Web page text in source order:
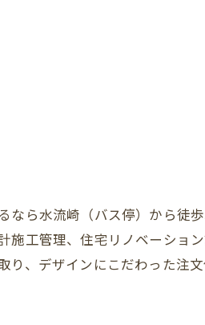
なら水流崎（バス停）から徒
施工管理、住宅リノベーショ
り、デザインにこだわった注